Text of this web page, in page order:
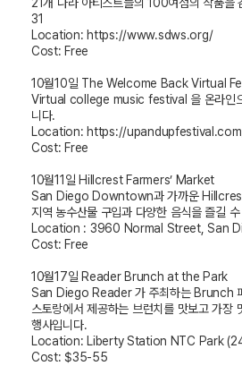
21개 나라 아티스트들의100여점의 작품을
31
Location: https://www.sdws.org/
Cost: Free
10월10일 The Welcome Back Virtual
Virtual college music festival 을 온라인
니다.
Location: https://
Cost: Free
10월11 일 Hillcrest Farmers’ Market
San Diego Downtown과 가까운
지역 농수산물 구입과 다양한 음식을 즐길
Location : 3960 Normal Street, San
Cost: Free
10월17일 Reader Brunch at the Park
San Diego Reader가 주최하는 Brunch
스토랑에서 제공하는 브런치를 맛보고 가장
행사입니다.
Location: Liberty Station NTC Park
Cost: $35-55